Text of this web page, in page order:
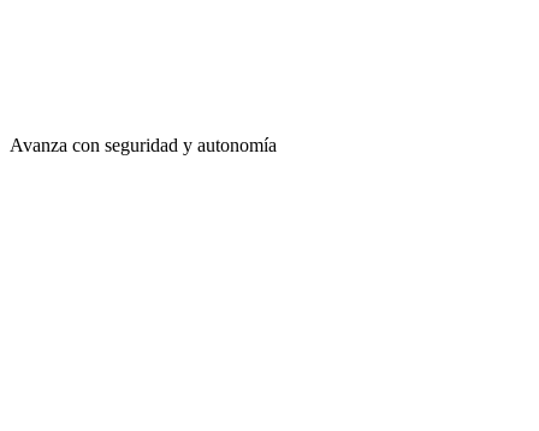
Avanza con seguridad y autonomía